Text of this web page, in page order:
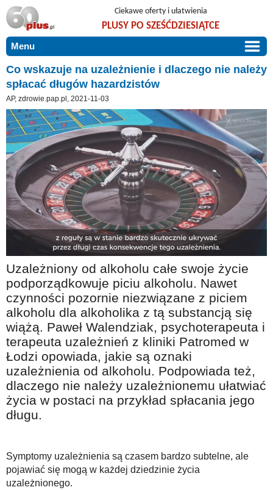
Ciekawe oferty i ułatwienia
PLUSY PO SZEŚĆDZIESIĄTCE
Menu
START
PROMOCJE
ARTYKUŁY
Szczególnie polecamy
Użyteczne porady
Szlachetne zdrowie
Mieszkaj wygodnie i bez barier
Warto wiedzieć!
Podróże i wypoczynek
Taniej, okazyjnie, specjalnie dla 60plus
Na wesoło
Hobby i pasje
Żyj aktywnie
60plus - najcenniejsi klienci
Dobra opieka
Warto naśladować
Coś dla ducha
O finansach i społeczeństwie - edukacja nie tylko dla 60plus
Ciekawe książki
DLA BLISKICH
ZGŁOŚ OFERTĘ
O NAS
KONTAKT
Co wskazuje na uzależnienie i dlaczego nie należy
spłacać długów hazardzistów
AP, zdrowie.pap.pl, 2021-11-03
Uzależniony od alkoholu całe swoje życie
podporządkowuje piciu alkoholu. Nawet
czynności pozornie niezwiązane z piciem
alkoholu dla alkoholika z tą substancją się
wiążą. Paweł Walendziak, psychoterapeuta i
terapeuta uzależnień z kliniki Patromed w
Łodzi opowiada, jakie są oznaki
uzależnienia od alkoholu. Podpowiada też,
dlaczego nie należy uzależnionemu ułatwiać
życia w postaci na przykład spłacania jego
długu.
Symptomy uzależnienia są czasem bardzo subtelne, ale
pojawiać się mogą w każdej dziedzinie życia
uzależnionego.